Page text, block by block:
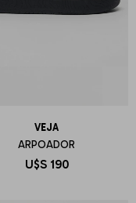
VEJA
ARPOADOR
U$S 190